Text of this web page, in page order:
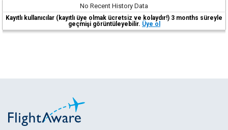
No Recent History Data
Kayıtlı kullanıcılar (kayıtlı üye olmak ücretsiz ve kolaydır!) 3 months süreyle
geçmişi görüntüleyebilir. Üye ol